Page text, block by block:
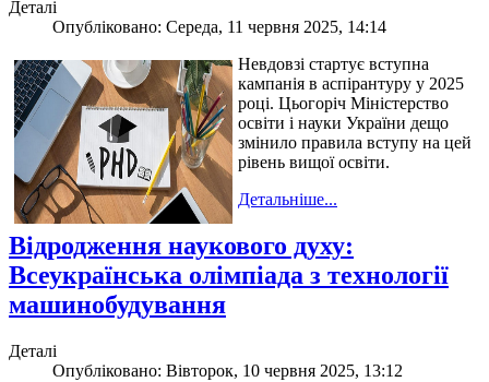
Деталі
Опубліковано: Середа, 11 червня 2025, 14:14
Невдовзі стартує вступна
кампанія в аспірантуру у 2025
році. Цьогоріч Міністерство
освіти і науки України дещо
змінило правила вступу на цей
рівень вищої освіти.
Детальніше...
Відродження наукового духу:
Всеукраїнська олімпіада з технології
машинобудування
Деталі
Опубліковано: Вівторок, 10 червня 2025, 13:12